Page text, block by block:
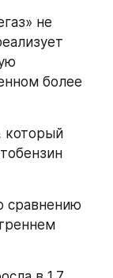
не
более
который
сравнению